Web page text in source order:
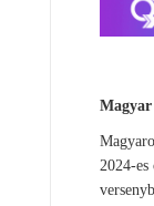
Magyar
2024-es